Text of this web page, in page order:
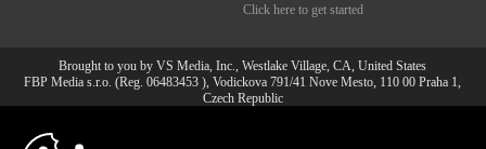
Click here to get started
Brought to you by VS Media, Inc., Westlake Village, CA, United States
FBP Media s.r.o. (Reg. 06483453 ), Vodickova 791/41 Nove Mesto, 110 00 Praha 1,
Czech Republic
All persons depicted herein were at least 18 years of age at the time of photography:
10:00